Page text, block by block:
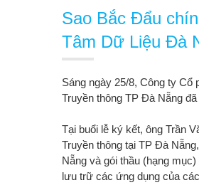
Sao Bắc Đẩu
Tâm Dữ Liệu Đà
Sáng ngày 25/8, Công ty
Truyền thông TP Đà Nẵng
Tại buổi lễ ký kết, ông Trần
Truyền thông tại TP Đà
Nẵng và gói thầu (hạng
lưu trữ các ứng dụng của